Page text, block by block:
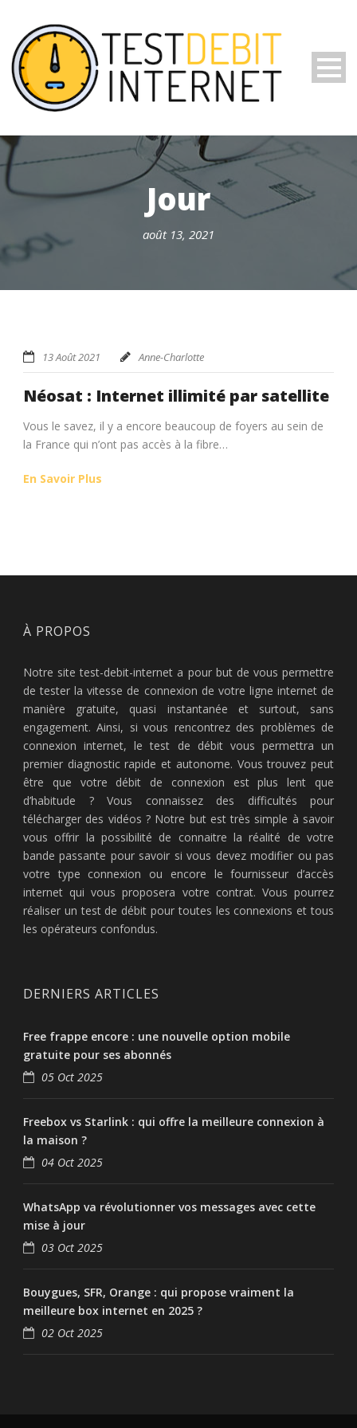
Jour
août 13, 2021
13 Août 2021 Anne-Charlotte
Néosat : Internet illimité par satellite
Vous le savez, il y a encore beaucoup de foyers au sein de
la France qui n’ont pas accès à la fibre…
En Savoir Plus
À PROPOS
Notre site test-debit-internet a pour but de vous permettre
de tester la vitesse de connexion de votre ligne internet de
manière gratuite, quasi instantanée et surtout, sans
engagement. Ainsi, si vous rencontrez des problèmes de
connexion internet, le test de débit vous permettra un
premier diagnostic rapide et autonome. Vous trouvez peut
être que votre débit de connexion est plus lent que
d’habitude ? Vous connaissez des difficultés pour
télécharger des vidéos ? Notre but est très simple à savoir
vous offrir la possibilité de connaitre la réalité de votre
bande passante pour savoir si vous devez modifier ou pas
votre type connexion ou encore le fournisseur d’accès
internet qui vous proposera votre contrat. Vous pourrez
réaliser un test de débit pour toutes les connexions et tous
les opérateurs confondus.
DERNIERS ARTICLES
Free frappe encore : une nouvelle option mobile
gratuite pour ses abonnés
05 Oct 2025
Freebox vs Starlink : qui offre la meilleure connexion à
la maison ?
04 Oct 2025
WhatsApp va révolutionner vos messages avec cette
mise à jour
03 Oct 2025
Bouygues, SFR, Orange : qui propose vraiment la
meilleure box internet en 2025 ?
02 Oct 2025